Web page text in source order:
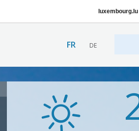
luxembourg.lu
FR DE